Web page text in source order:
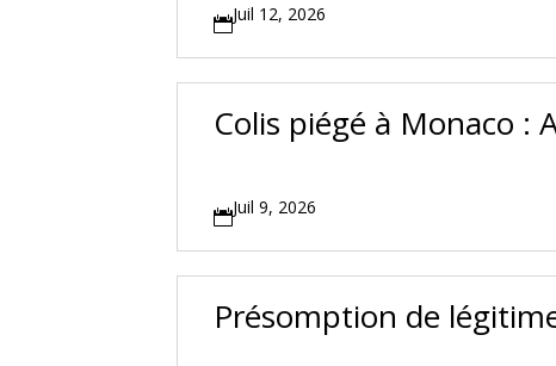
Juil 12, 2026
Colis piégé à Monaco :
Juil 9, 2026
Présomption de